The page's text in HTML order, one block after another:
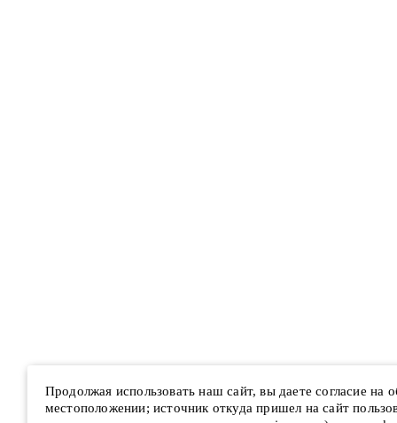
Продолжая использовать наш сайт, вы даете согласие на
местоположении; источник откуда пришел на сайт